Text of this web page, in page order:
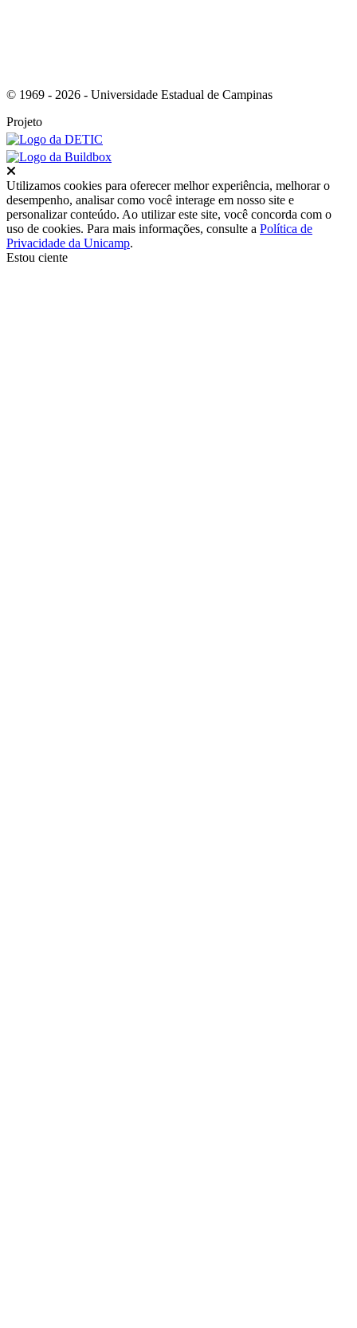
© 1969 - 2026 - Universidade Estadual de Campinas
Projeto
Utilizamos cookies para oferecer melhor experiência, melhorar o
desempenho, analisar como você interage em nosso site e
personalizar conteúdo. Ao utilizar este site, você concorda com o
uso de cookies. Para mais informações, consulte a Política de
Privacidade da Unicamp.
Estou ciente